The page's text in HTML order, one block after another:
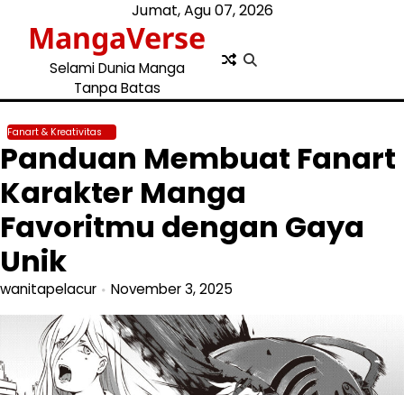
content
Jumat, Agu 07, 2026
MangaVerse
Selami Dunia Manga
Tanpa Batas
Fanart & Kreativitas
Panduan Membuat Fanart
Karakter Manga
Favoritmu dengan Gaya
Unik
wanitapelacur November 3, 2025